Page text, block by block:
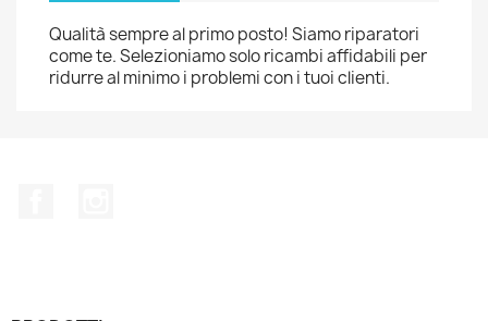
Qualità sempre al primo posto! Siamo riparatori
come te. Selezioniamo solo ricambi affidabili per
ridurre al minimo i problemi con i tuoi clienti.